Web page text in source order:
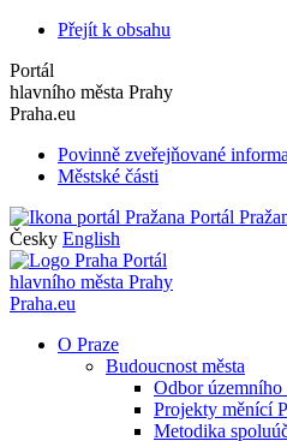
Přejít k obsahu
Portál
hlavního města Prahy
Praha.eu
Povinně zveřejňované
Městské části
Portál
Česky English
Portál
hlavního města Prahy
Praha.eu
O Praze
Budoucnost města
Odbor územního
Projekty měnící
Metodika